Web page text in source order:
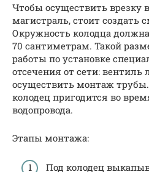
Чтобы осуществить
магистраль, стоит создать
Окружность колодца
70 сантиметрам. Такой
работы по установке
отсечения от сети: вентиль
осуществить монтаж
колодец пригодится во
водопровода.
Этапы монтажа:
Под колодец